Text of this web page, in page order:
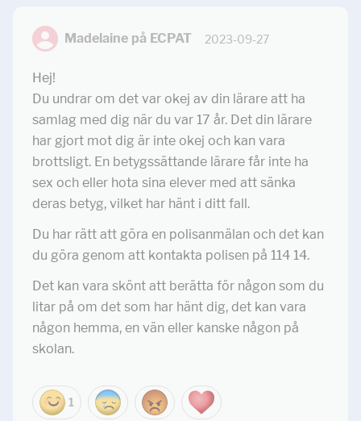
Madelaine på ECPAT 2023-09-27
Hej!
Du undrar om det var okej av din lärare att ha
samlag med dig när du var 17 år. Det din lärare
har gjort mot dig är inte okej och kan vara
brottsligt. En betygssättande lärare får inte ha
sex och eller hota sina elever med att sänka
deras betyg, vilket har hänt i ditt fall.
Du har rätt att göra en polisanmälan och det kan
du göra genom att kontakta polisen på 114 14.
Det kan vara skönt att berätta för någon som du
litar på om det som har hänt dig, det kan vara
någon hemma, en vän eller kanske någon på
skolan.
1